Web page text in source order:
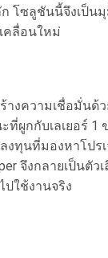
โซลูชันนี้จึงเป็น
คลื่อนใหม่
างความเชื่อมั่นด้
ผูกกับเลเยอร์
งทุนที่มองหาโป
จึงกลายเป็นตั
ใช้งานจริง